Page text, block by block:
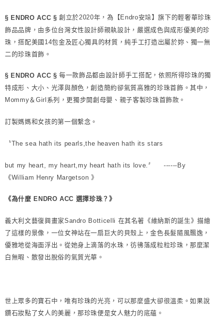
§ ENDRO ACC §創立於2020年，為【Endro安垛】旗下的輕奢華珍珠
飾品品牌，由多位台灣女性設計師親執設計，嚴選成色與成形優美的珍
珠，搭配美國14包金及匠心獨具的材質，純手工打造出屬於妳、獨一無
二的珍珠首飾。
§ ENDRO ACC §每一款飾品都由設計師手工搭配，依照所得珍珠的獨
特成形、大小、光澤與顏色，創造簡約卻氣質高雅的珍珠首飾。其中，
Mommy＆Girl系列，更獨步開創母嬰、親子客製珍珠首飾款。
訂製媽媽和女孩的第一個繫念。
〝The sea hath its pearls,the heaven hath its stars
but my heart, my heart,my heart hath its love.〞 ------By
《William Henry Margetson 》
《為什麼 ENDRO ACC 選擇珍珠？》
義大利文藝復興畫家Sandro Botticelli 在其名著《維納斯的誕生》描繪
了這樣的景像，一位女神站在一扇巨大的貝殼上，金色長髮隨風飄逸，
優雅地從海面浮出。從她身上滴落的水珠，彷彿落成粒粒珍珠，那麼潔
白無暇、散發出脫俗的氣質光華。
世上眾多的寶石中，唯有珍珠的光亮，可以那麼盛大卻很溫柔。如果說
鑽石妝點了女人的美麗，那珍珠便是女人魅力的底蘊。